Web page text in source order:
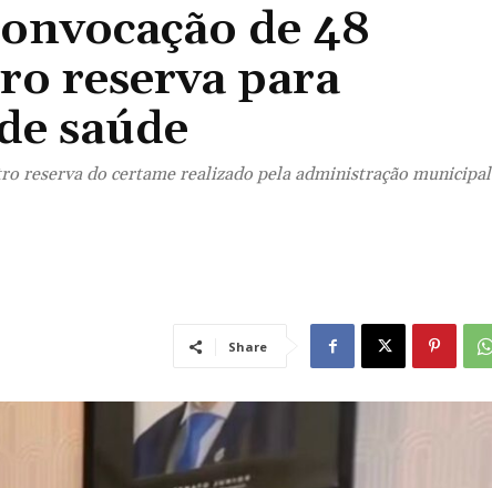
de 48
reserva para
saúde
reserva do certame realizado pela administração municipal
Share